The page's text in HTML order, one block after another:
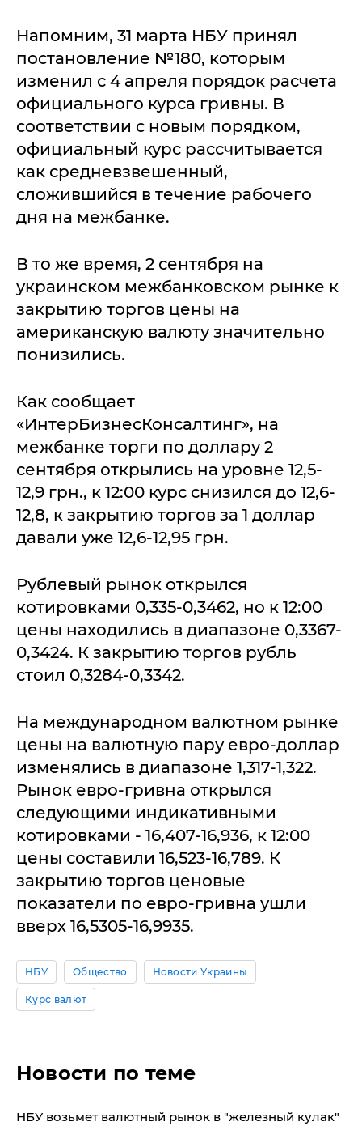
Напомним, 31 марта НБУ принял
постановление №180, которым
изменил с 4 апреля порядок расчета
официального курса гривны. В
соответствии с новым порядком,
официальный курс рассчитывается
как средневзвешенный,
сложившийся в течение рабочего
дня на межбанке.
В то же время, 2 сентября на
украинском межбанковском рынке к
закрытию торгов цены на
американскую валюту значительно
понизились.
Как сообщает
«ИнтерБизнесКонсалтинг», на
межбанке торги по доллару 2
сентября открылись на уровне 12,5-
12,9 грн., к 12:00 курс снизился до 12,6-
12,8, к закрытию торгов за 1 доллар
давали уже 12,6-12,95 грн.
Рублевый рынок открылся
котировками 0,335-0,3462, но к 12:00
цены находились в диапазоне 0,3367-
0,3424. К закрытию торгов рубль
стоил 0,3284-0,3342.
На международном валютном рынке
цены на валютную пару евро-доллар
изменялись в диапазоне 1,317-1,322.
Рынок евро-гривна открылся
следующими индикативными
котировками - 16,407-16,936, к 12:00
цены составили 16,523-16,789. К
закрытию торгов ценовые
показатели по евро-гривна ушли
вверх 16,5305-16,9935.
НБУ Общество Новости Украины
Курс валют
Новости по теме
НБУ возьмет валютный рынок в "железный кулак"